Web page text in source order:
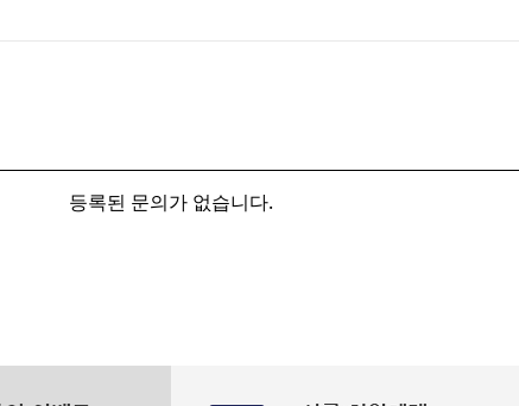
등록된 문의가 없습니다.